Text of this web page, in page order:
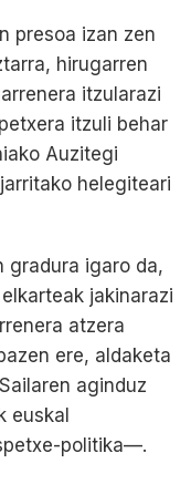
presoa izan zen
hirugarren
itzularazi
itzuli behar
Auzitegi
helegiteari
gradura igaro da,
jakinarazi
atzera
ere, aldaketa
aginduz
euskal
politika—.